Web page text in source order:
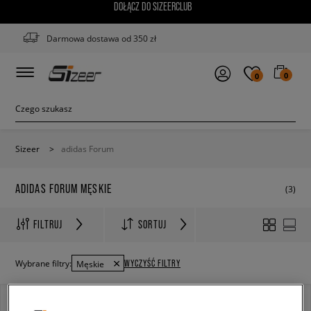
DOŁĄCZ DO SIZEERCLUB
Darmowa dostawa od 350 zł
0 0
Sizeer > adidas Forum
ADIDAS FORUM MĘSKIE (3)
FILTRUJ SORTUJ
Wybrane filtry: Męskie WYCZYŚĆ FILTRY